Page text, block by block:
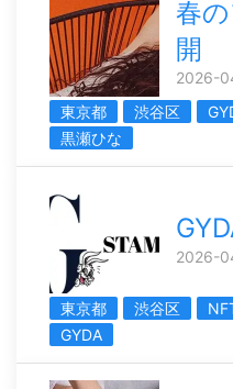
春
開
2026-
東京都
渋谷区
黒瀬ひな
2026-
東京都 渋谷区
GYDA